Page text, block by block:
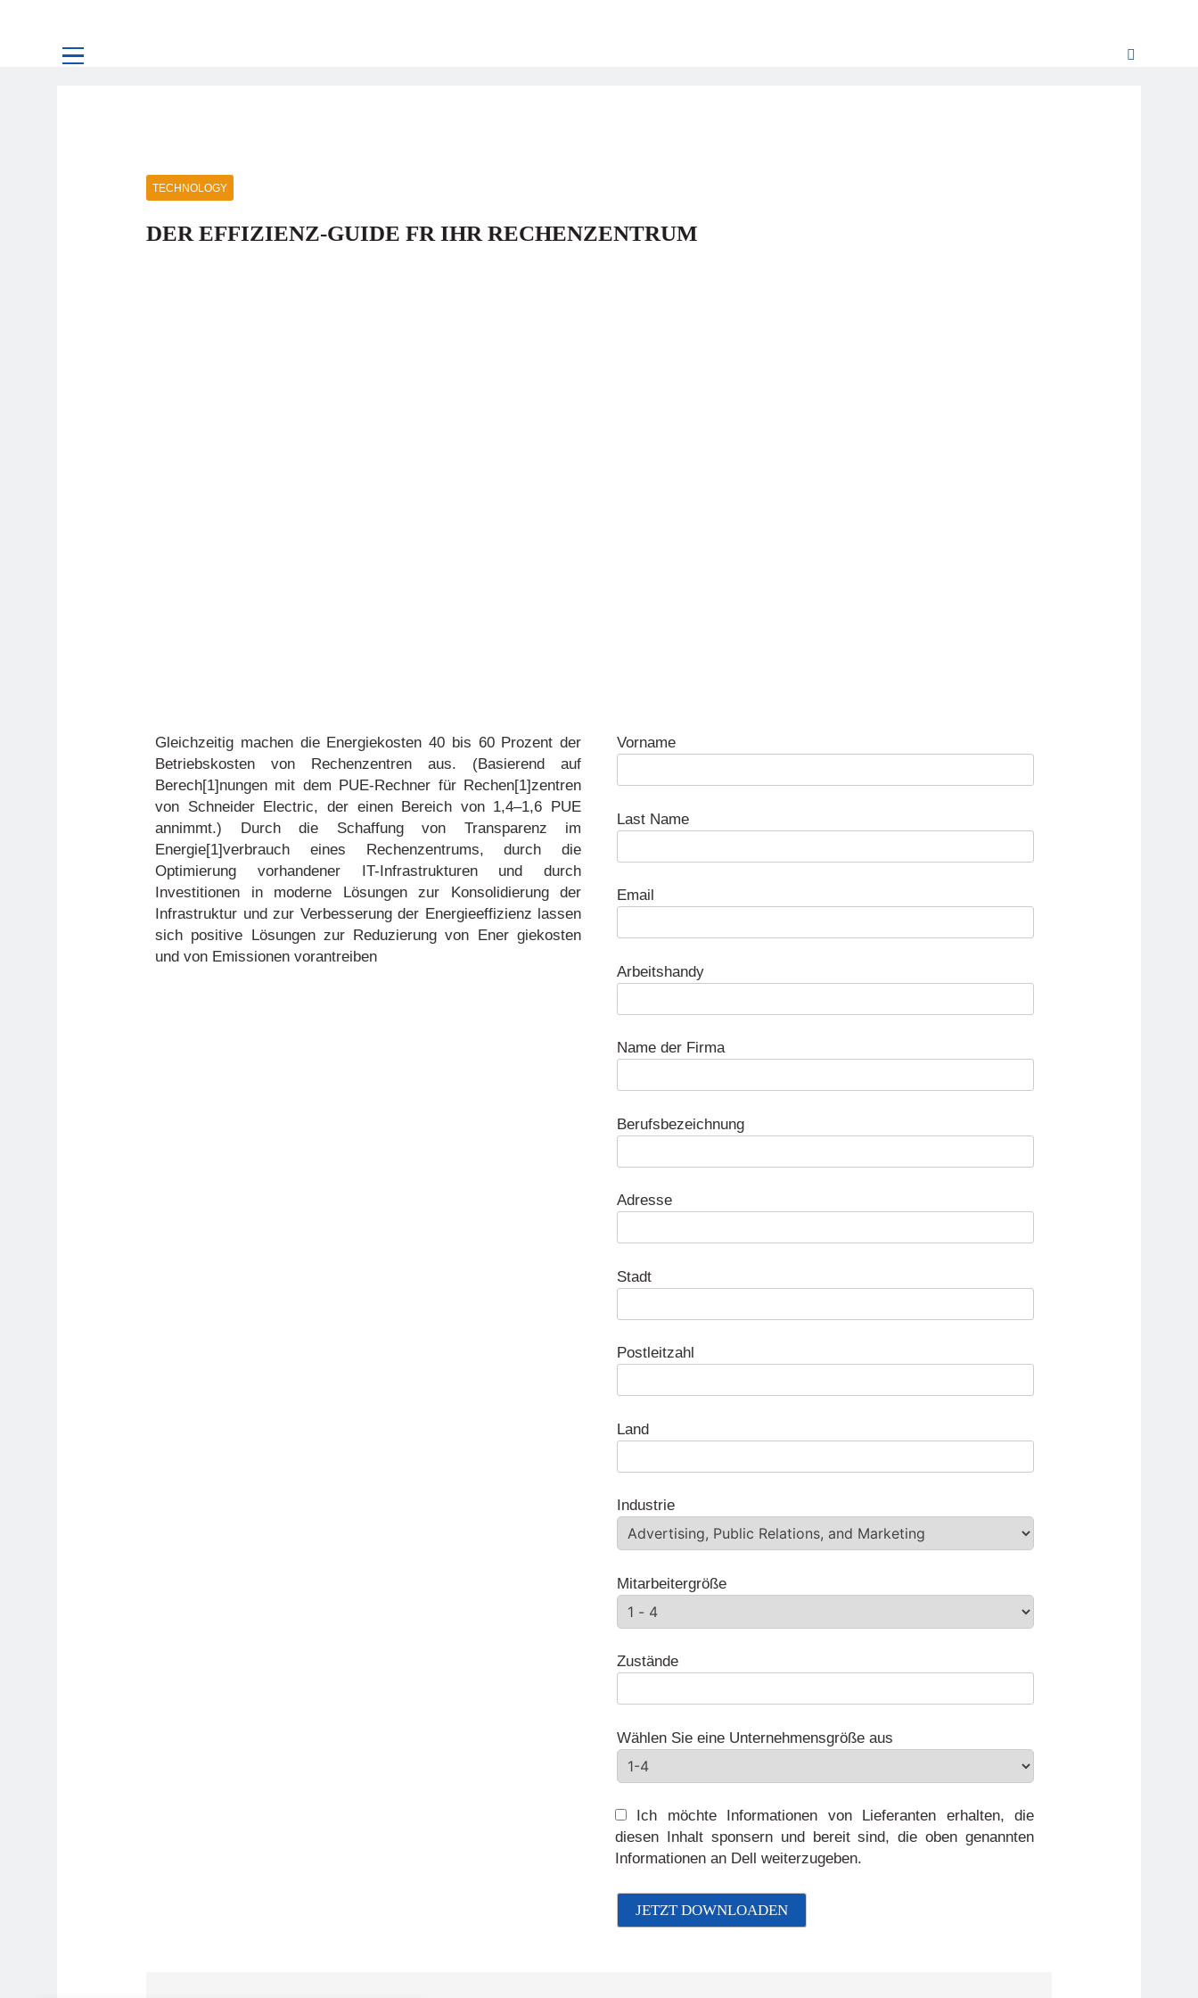
TECHNOLOGY
DER EFFIZIENZ-GUIDE FR IHR RECHENZENTRUM
Gleichzeitig machen die Energiekosten 40 bis 60 Prozent der
Betriebskosten von Rechenzentren aus. (Basierend auf
Berech[1]nungen mit dem PUE-Rechner für Rechen[1]zentren
von Schneider Electric, der einen Bereich von 1,4–1,6 PUE
annimmt.) Durch die Schaffung von Transparenz im
Energie[1]verbrauch eines Rechenzentrums, durch die
Optimierung vorhandener IT-Infrastrukturen und durch
Investitionen in moderne Lösungen zur Konsolidierung der
Infrastruktur und zur Verbesserung der Energieeffizienz lassen
sich positive Lösungen zur Reduzierung von Ener giekosten
und von Emissionen vorantreiben
Vorname
Last Name
Email
Arbeitshandy
Name der Firma
Berufsbezeichnung
Adresse
Stadt
Postleitzahl
Land
Industrie
Mitarbeitergröße
Zustände
Wählen Sie eine Unternehmensgröße aus
Ich möchte Informationen von Lieferanten erhalten, die
diesen Inhalt sponsern und bereit sind, die oben genannten
Informationen an Dell weiterzugeben.